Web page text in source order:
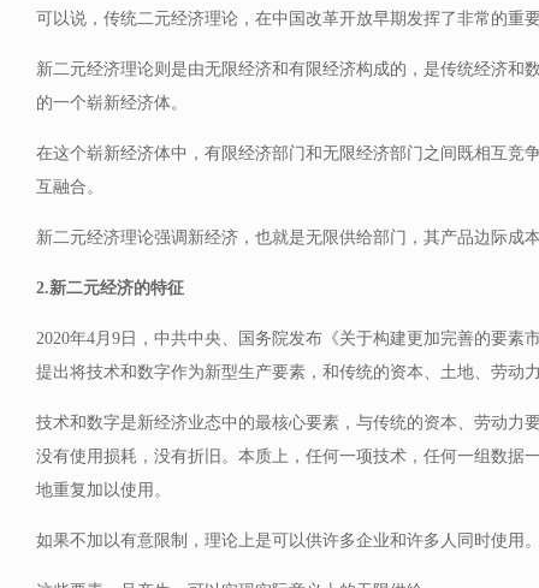
可以说，传统二元经济理论，在中国改革开放早期发挥了非常的重
新二元经济理论则是由无限经济和有限经济构成的，是传统经济和
的一个崭新经济体。
在这个崭新经济体中，有限经济部门和无限经济部门之间既相互竞
互融合。
新二元经济理论强调新经济，也就是无限供给部门，其产品边际成
2.新二元经济的特征
2020年4月9日，中共中央、国务院发布《关于构建更加完善的要素
提出将技术和数字作为新型生产要素，和传统的资本、土地、劳动
技术和数字是新经济业态中的最核心要素，与传统的资本、劳动力
没有使用损耗，没有折旧。本质上，任何一项技术，任何一组数据
地重复加以使用。
如果不加以有意限制，理论上是可以供许多企业和许多人同时使用